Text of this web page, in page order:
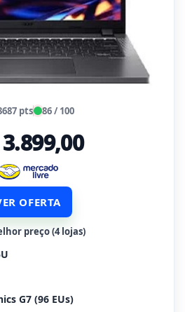
pts 86 / 100
OFERTA
preço (4 lojas)
G7 (96 EUs)